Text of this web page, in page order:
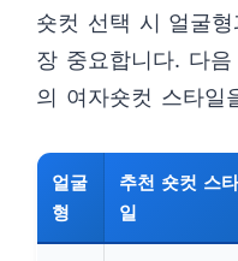
숏컷 선택 시 얼굴
장 중요합니다. 다
의 여자숏컷 스타일
얼굴
형
추천 숏컷 스
일